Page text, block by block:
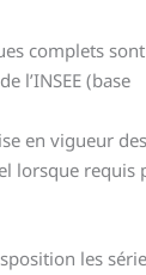
complets
l’INSEE (base
en vigueur
lorsque requis
les